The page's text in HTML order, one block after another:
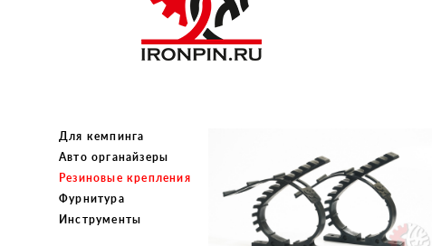
Для кемпинга
Авто органайзеры
Резиновые крепления
Фурнитура
Инструменты